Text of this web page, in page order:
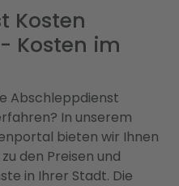
Kosten
Kosten im
Abschleppdienst
In unserem
bieten wir Ihnen
den Preisen und
in Ihrer Stadt. Die